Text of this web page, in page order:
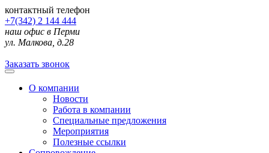
контактный телефон
+7(342) 2 144 444
наш офис в Перми
ул. Малкова, д.28
Заказать звонок
О компании
Новости
Работа в компании
Специальные предложения
Мероприятия
Полезные ссылки